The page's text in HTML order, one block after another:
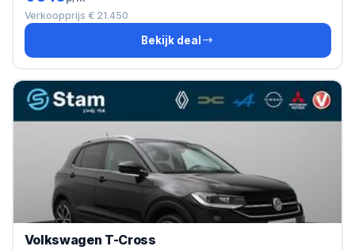
Verkoopprijs € 21.450
Bekijk deal
Volkswagen T-Cross